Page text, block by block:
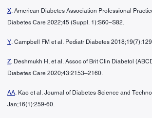
X. American Diabetes Association Professional
Diabetes Care 2022;45 (Suppl. 1):S60–S82.
Y. Campbell FM et al. Pediatr Diabetes
Z. Deshmukh H, et al. Assoc of Brit Clin Diabetol
Diabetes Care 2020;43:2153–2160.
AA. Kao et al. Journal of Diabetes Science and
Jan;16(1):259-60.